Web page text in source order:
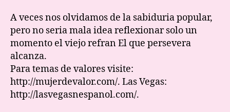
A veces nos olvidamos de la sabiduria popular,
pero no seria mala idea reflexionar solo un
momento el viejo refran El que persevera
alcanza.
Para temas de valores visite:
http://mujerdevalor.com/. Las Vegas:
http://lasvegasnespanol.com/.